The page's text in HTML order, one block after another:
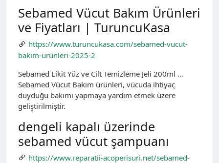
Sebamed Vücut Bakım Ürünleri
ve Fiyatları | TuruncuKasa
https://www.turuncukasa.com/sebamed-vucut-
bakim-urunleri-2025-2
Sebamed Likit Yüz ve Cilt Temizleme Jeli 200ml …
Sebamed Vücut Bakım ürünleri, vücuda ihtiyaç
duyduğu bakımı yapmaya yardım etmek üzere
geliştirilmiştir.
dengeli kapalı üzerinde
sebamed vücut şampuanı
https://www.reparatii-acoperisuri.net/sebamed-